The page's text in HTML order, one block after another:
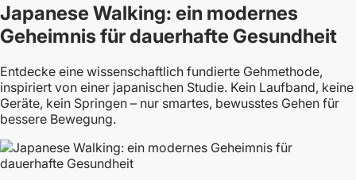
Japanese Walking: ein modernes
Geheimnis für dauerhafte Gesundheit
Entdecke eine wissenschaftlich fundierte Gehmethode,
inspiriert von einer japanischen Studie. Kein Laufband, keine
Geräte, kein Springen – nur smartes, bewusstes Gehen für
bessere Bewegung.